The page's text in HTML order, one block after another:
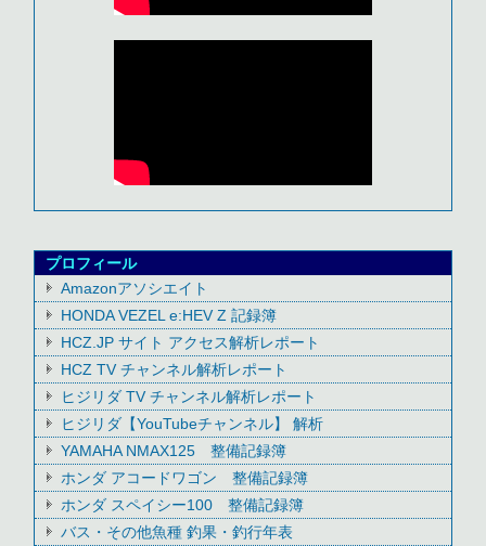
プロフィール
Amazonアソシエイト
HONDA VEZEL e:HEV Z 記録簿
HCZ.JP サイト アクセス解析レポート
HCZ TV チャンネル解析レポート
ヒジリダ TV チャンネル解析レポート
ヒジリダ【YouTubeチャンネル】 解析
YAMAHA NMAX125 整備記録簿
ホンダ アコードワゴン 整備記録簿
ホンダ スペイシー100 整備記録簿
バス・その他魚種 釣果・釣行年表